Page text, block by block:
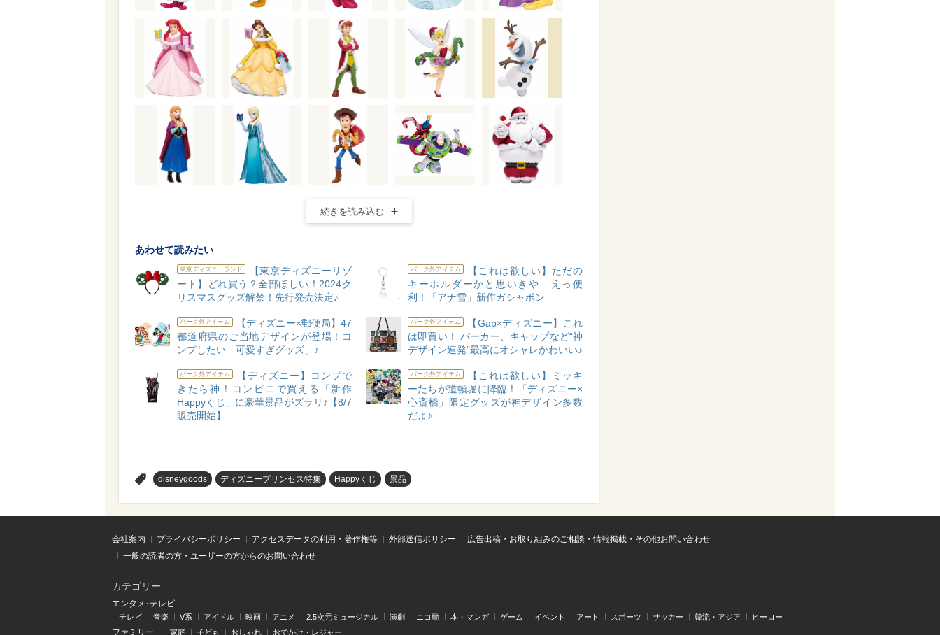
続きを読み込む
あわせて読みたい
東京ディズニーランド
【東京ディズニーリゾ
ート】どれ買う？全部ほしい！2024ク
リスマスグッズ解禁！先行発売決定♪
パーク外アイテム
【これは欲しい】ただの
キーホルダーかと思いきや…えっ便
利！「アナ雪」新作ガシャポン
パーク外アイテム
【ディズニー×郵便局】47
都道府県のご当地デザインが登場！コ
ンプしたい「可愛すぎグッズ」♪
パーク外アイテム
【Gap×ディズニー】これ
は即買い！ パーカー、キャップなど“神
デザイン連発”最高にオシャレかわいい♪
パーク外アイテム
【ディズニー】コンプで
きたら神！コンビニで買える「新作
Happyくじ」に豪華景品がズラリ♪【8/7
販売開始】
パーク外アイテム
【これは欲しい】ミッキ
ーたちが道頓堀に降臨！「ディズニー×
心斎橋」限定グッズが神デザイン多数
だよ♪
disneygoods ディズニープリンセス特集 Happyくじ 景品
会社案内 プライバシーポリシー アクセスデータの利用・著作権等 外部送信ポリシー
広告出稿・お取り組みのご相談・情報掲載・その他お問い合わせ
一般の読者の方・ユーザーの方からのお問い合わせ
カテゴリー
エンタメ･テレビ
テレビ 音楽 V系 アイドル 映画 アニメ 2.5次元ミュージカル 演劇 ニコ動 本・マンガ ゲーム イベント アート スポーツ サッカー 韓流・アジア ヒーロー
ファミリー 家庭 子ども おしゃれ おでかけ・レジャー